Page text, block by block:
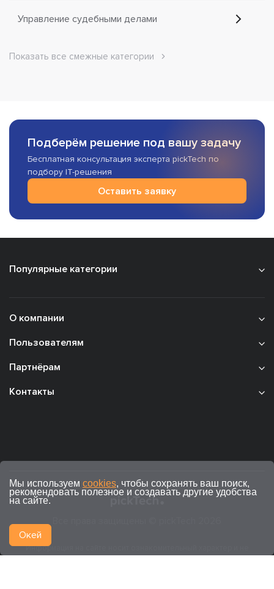
Управление судебными делами
Показать все смежные категории
Подберём решение под вашу задачу
Бесплатная консультация эксперта pickTech по
подбору IT-решения
Оставить заявку
Популярные категории
О компании
Пользователям
Партнёрам
Контакты
Информация на сайте носит ознакомительный характер и не
Мы используем cookies, чтобы сохранять ваш поиск,
рекомендовать полезное и создавать другие удобства
на сайте.
Окей